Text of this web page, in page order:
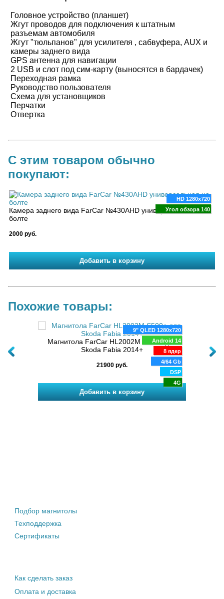
Головное устройство (планшет)
Жгут проводов для подключения к штатным
разъемам автомобиля
Жгут "тюльпанов" для усилителя , сабвуфера, AUX и
камеры заднего вида
GPS антенна для навигации
2 USB и слот под сим-карту (выносятся в бардачек)
Переходная рамка
Руководство пользователя
Схема для установщиков
Перчатки
Отвертка
С этим товаром обычно
покупают:
HD 1280x720
Угол обзора 140
Камера заднего вида FarCar №430AHD универсальная на
болте
2000 руб.
Похожие товары:
TS20
9" QLED 1280x720
Android 14
8 ядер
4/64 Gb
DSP
4G
Магнитола FarCar HL2002M S500+ для
Skoda Fabia 2014+
21900 руб.
Подбор магнитолы
Техподдержка
Сертификаты
Как сделать заказ
Оплата и доставка